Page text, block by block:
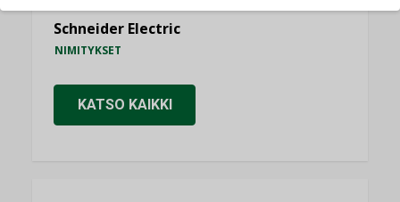
Schneider Electric
NIMITYKSET
KATSO KAIKKI